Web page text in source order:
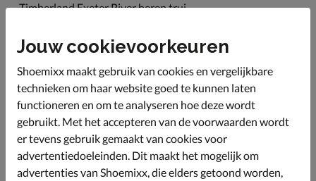
Timberland Exeter River heren trui
weer kouder worden een echte must in je kledingkast.
Gemaakt van 85% katoen en 15% polyester.
Her rugpand van maat M heeft een lengte van 70 cm.
Specificaties
Over Timberland
Jouw cookievoorkeuren
Shoemixx maakt gebruik van cookies en vergelijkbare
technieken om haar website goed te kunnen laten
functioneren en om te analyseren hoe deze wordt
gebruikt. Met het accepteren van de voorwaarden wordt
er tevens gebruik gemaakt van cookies voor
advertentiedoeleinden. Dit maakt het mogelijk om
advertenties van Shoemixx, die elders getoond worden,